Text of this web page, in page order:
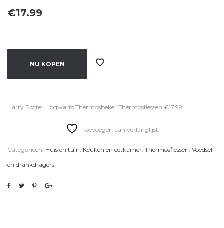
€17.99
NU KOPEN
Harry Potter Hogwarts Thermosbeker Thermosflessen €17.99
Toevoegen aan verlanglijst
Categorieën: Huis en tuin, Keuken en eetkamer, Thermosflessen, Voedsel-
en drankdragers